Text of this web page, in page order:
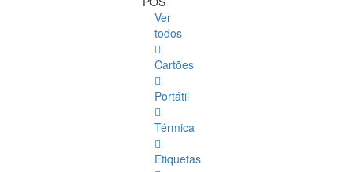
Ver
todos
Cartões
Portátil
Térmica
Etiquetas